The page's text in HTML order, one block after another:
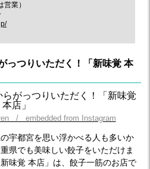
業）
っつりいただく！「新味覚 本
/ embedded from Instagram
宇都宮を思い浮かべる人も多いか
県でも美味しい餃子をいただけま
味覚 本店」は、餃子一筋のお店で